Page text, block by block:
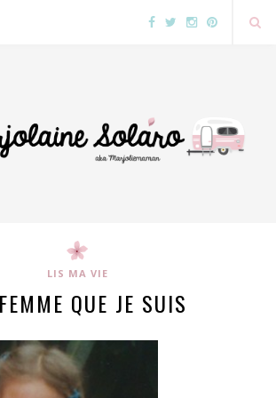
LIS MA VIE
QUE JE SUIS